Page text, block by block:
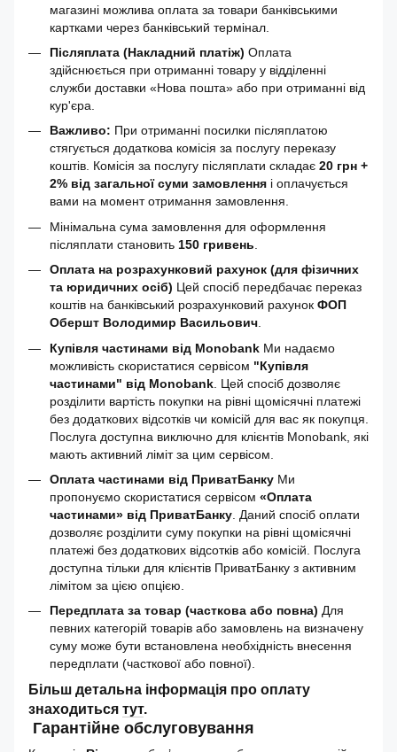
магазині можлива оплата за товари банківськими
картками через банківський термінал.
Післяплата (Накладний платіж) Оплата
здійснюється при отриманні товару у відділенні
служби доставки «Нова пошта» або при отриманні від
кур'єра.
Важливо: При отриманні посилки післяплатою
стягується додаткова комісія за послугу переказу
коштів. Комісія за послугу післяплати складає 20 грн +
2% від загальної суми замовлення і оплачується
вами на момент отримання замовлення.
Мінімальна сума замовлення для оформлення
післяплати становить 150 гривень
Оплата на розрахунковий рахунок (для фізичних
та юридичних осіб) Цей спосіб передбачає переказ
коштів на банківський розрахунковий рахунок ФОП
Обершт Володимир Васильович
Купівля частинами від Monobank Ми надаємо
можливість скористатися сервісом "Купівля
частинами" від Monobank . Цей спосіб дозволяє
розділити вартість покупки на рівні щомісячні платежі
без додаткових відсотків чи комісій для вас як покупця.
Послуга доступна виключно для клієнтів Monobank, які
мають активний ліміт за цим сервісом.
Оплата частинами від ПриватБанку Ми
пропонуємо скористатися сервісом «Оплата
частинами» від ПриватБанку . Даний спосіб оплати
дозволяє розділити суму покупки на рівні щомісячні
платежі без додаткових відсотків або комісій. Послуга
доступна тільки для клієнтів ПриватБанку з активним
лімітом за цією опцією.
Передплата за товар (часткова або повна) Для
певних категорій товарів або замовлень на визначену
суму може бути встановлена необхідність внесення
передплати (часткової або повної).
Більш детальна інформація про оплату
знаходиться тут.
Гарантійне обслуговування